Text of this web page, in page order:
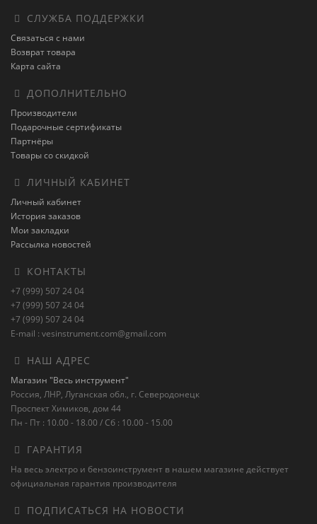
СЛУЖБА ПОДДЕРЖКИ
Связаться с нами
Возврат товара
Карта сайта
ДОПОЛНИТЕЛЬНО
Производители
Подарочные сертификаты
Партнёры
Товары со скидкой
ЛИЧНЫЙ КАБИНЕТ
Личный кабинет
История заказов
Мои закладки
Рассылка новостей
КОНТАКТЫ
+7 (999) 507 24 04
+7 (999) 507 24 04
+7 (999) 507 24 04
E-mail : vesinstrument.com@gmail.com
НАШ АДРЕС
Магазин "Весь инструмент"
Россия, ЛНР, Луганская обл., г. Северодонецк
Проспект Химиков, дом 44
Пн - Пт : 10.00 - 18.00 / Сб : 10.00 - 15.00
ГАРАНТИЯ
На весь электро и бензоинструмент в нашем магазине действует
официальная гарантия производителя
ПОДПИСАТЬСЯ НА НОВОСТИ